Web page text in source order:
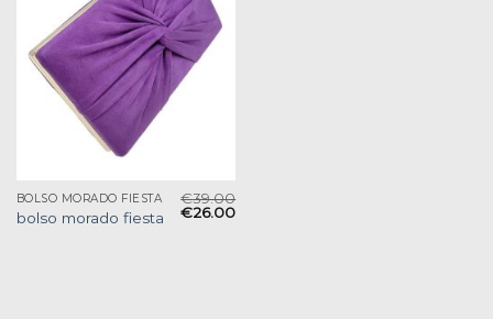
BOLSO MORADO FIESTA
bolso morado fiesta
€39.00
€26.00